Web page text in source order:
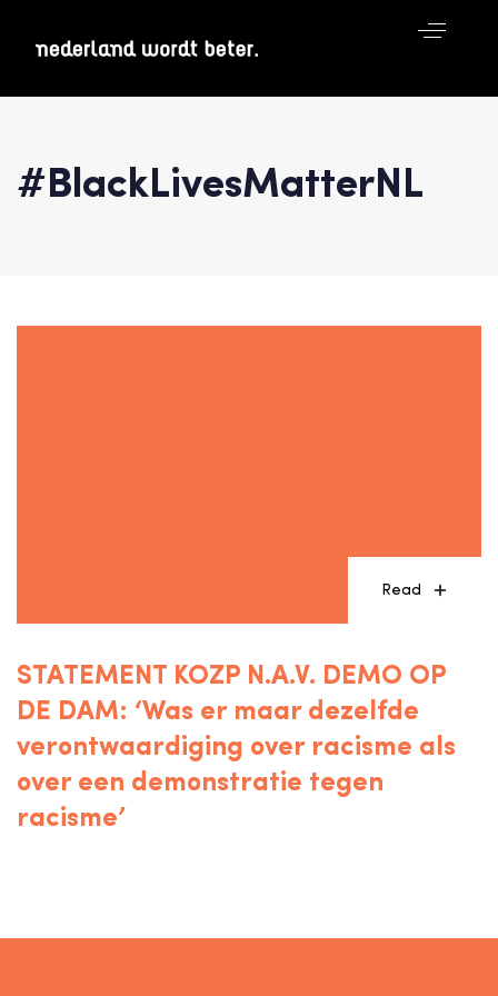
#BlackLivesMatterNL
Read
STATEMENT KOZP N.A.V. DEMO OP
DE DAM: ‘Was er maar dezelfde
verontwaardiging over racisme als
over een demonstratie tegen
racisme’